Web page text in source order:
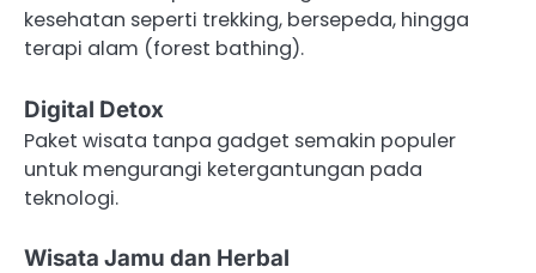
kesehatan seperti trekking, bersepeda, hingga
terapi alam (forest bathing).
Digital Detox
Paket wisata tanpa gadget semakin populer
untuk mengurangi ketergantungan pada
teknologi.
Wisata Jamu dan Herbal